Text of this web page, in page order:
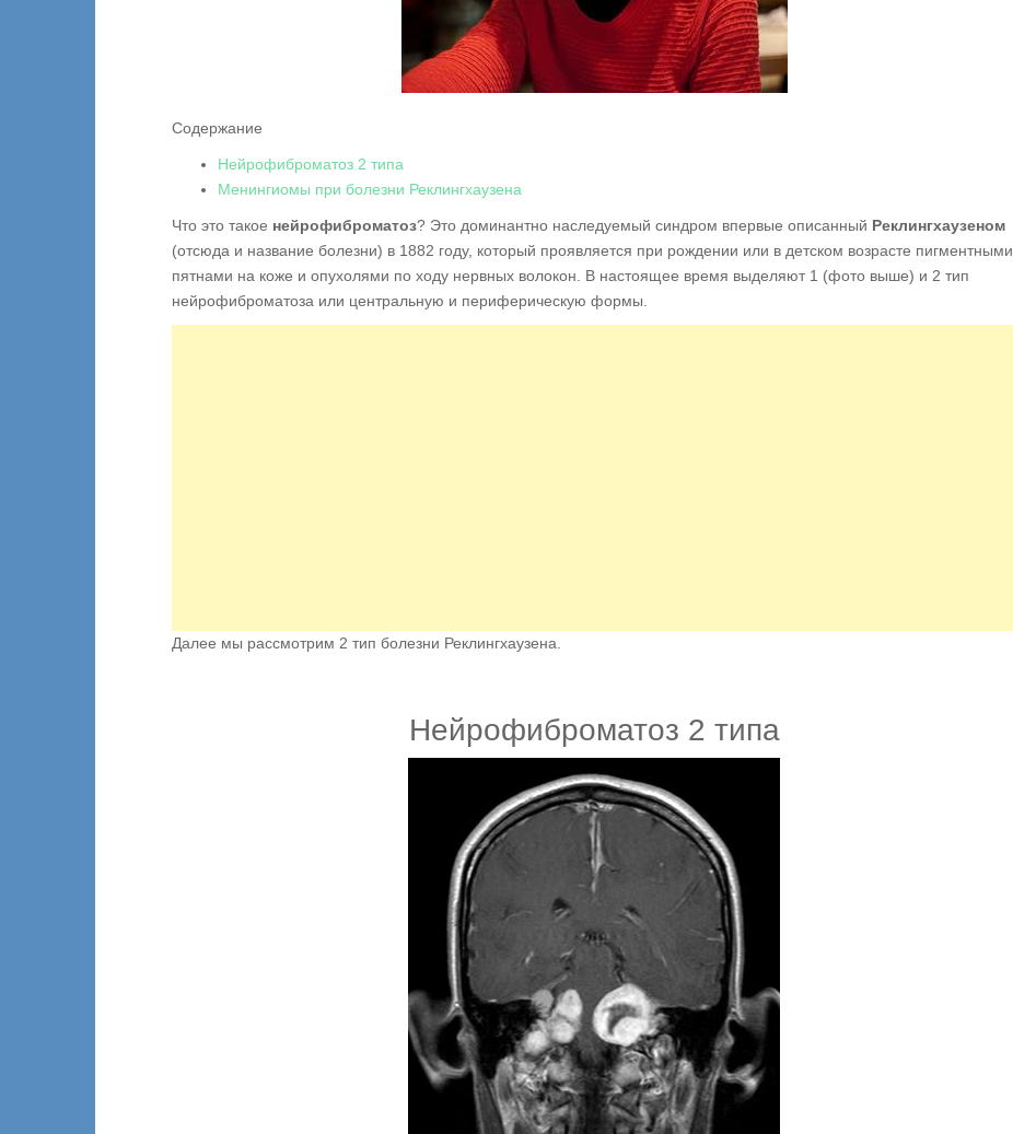
Содержание
Нейрофиброматоз 2 типа
Менингиомы при болезни Реклингхаузена
Что это такое нейрофиброматоз? Это доминантно наследуемый синдром впервые описанный Реклингхаузеном
(отсюда и название болезни) в 1882 году, который проявляется при рождении или в детском возрасте пигментными
пятнами на коже и опухолями по ходу нервных волокон. В настоящее время выделяют 1 (фото выше) и 2 тип
нейрофиброматоза или центральную и периферическую формы.
Далее мы рассмотрим 2 тип болезни Реклингхаузена.
Нейрофиброматоз 2 типа